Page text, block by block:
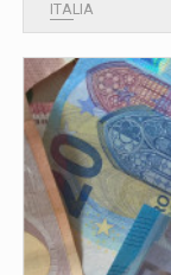
ITALIA